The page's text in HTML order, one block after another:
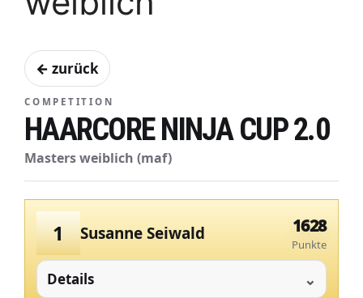
← zurück
COMPETITION
HAARCORE NINJA CUP 2.0
Masters weiblich (maf)
1 Susanne Seiwald 1628
Punkte
Details